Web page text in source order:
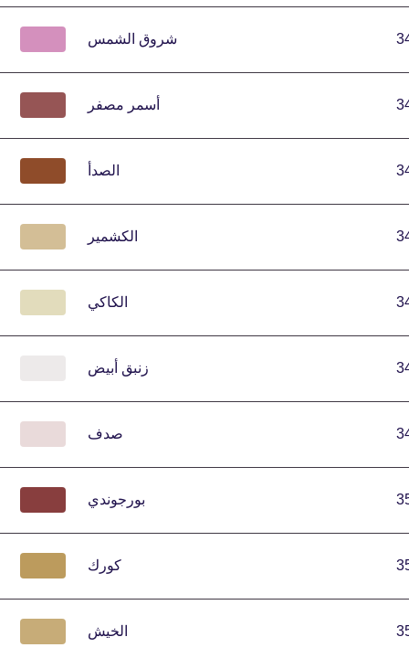
شروق الشمس
أسمر مصفر
الصدأ
الكشمير
الكاكي
زنبق أبيض
صدف
بورجوندي
كورك
الخيش